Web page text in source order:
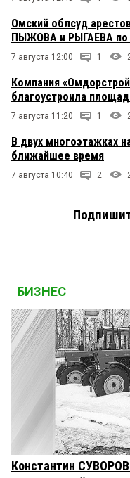
Омский облсуд
ПЫЖОВА и РЫГАЕВА по
7 августа 12:00 1
Компания
благоустроила
7 августа 11:20 1
В двух многоэтажках
ближайшее время
7 августа 10:40 2
БИЗНЕС
Константин